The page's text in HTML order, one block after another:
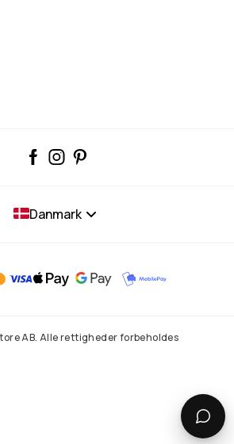
Danmark
AB. Alle rettigheder forbeholdes